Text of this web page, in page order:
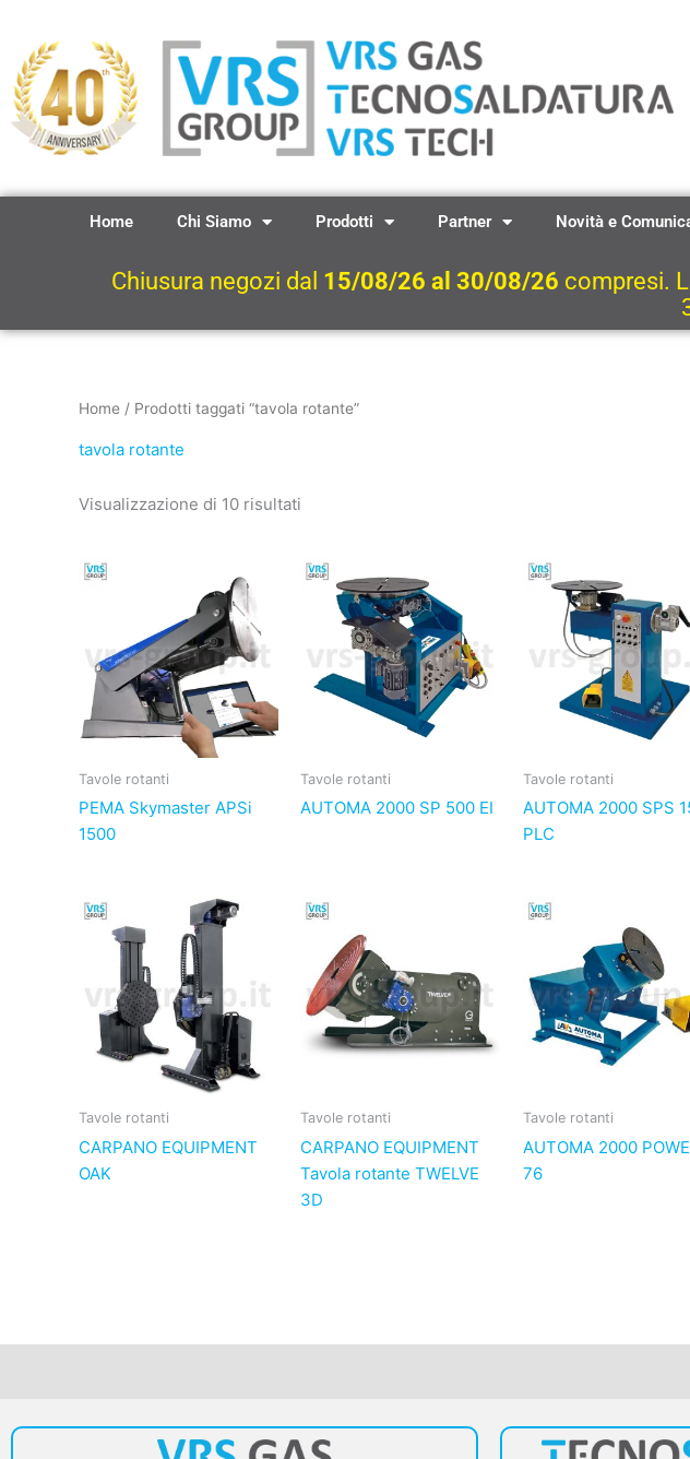
contenuto
Home Chi Siamo Prodotti Partner Novità e
Chiusura negozi dal 15/08/26 al 30/08/26 compresi.
Home / Prodotti taggati “tavola rotante”
tavola rotante
Visualizzazione di 10 risultati
Tavole rotanti
PEMA Skymaster APSi
1500
Tavole rotanti
AUTOMA 2000 SP 500 EI
Tavole rotanti
AUTOMA 2000 SPS
PLC
Tavole rotanti
CARPANO EQUIPMENT
OAK
Tavole rotanti
CARPANO EQUIPMENT
Tavola rotante TWELVE
3D
Tavole rotanti
AUTOMA 2000
76